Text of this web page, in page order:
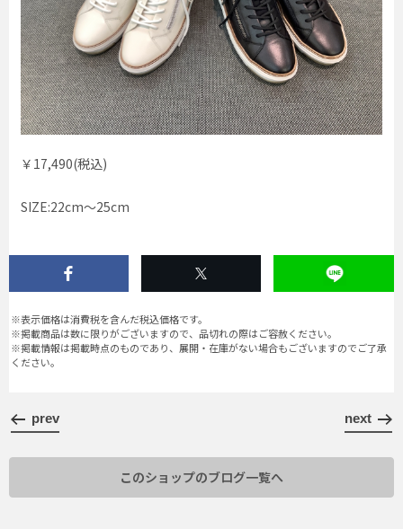
￥17,490(税込)
SIZE:22cm〜25cm
※表示価格は消費税を含んだ税込価格です。
※掲載商品は数に限りがございますので、品切れの際はご容赦ください。
※掲載情報は掲載時点のものであり、展開・在庫がない場合もございますのでご了承
ください。
prev next
このショップのブログ一覧へ